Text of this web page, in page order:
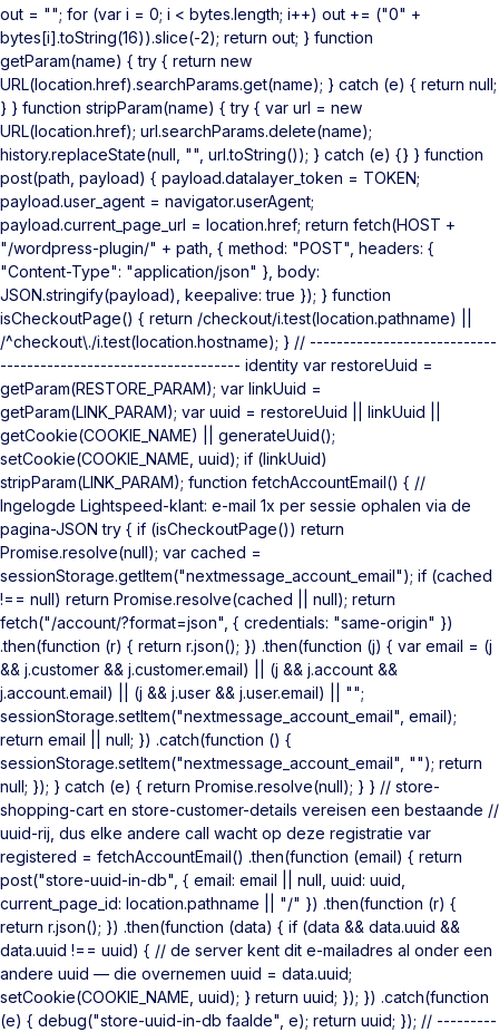
out = ""; for (var i = 0; i < bytes.length; i++) out += ("0" +
bytes[i].toString(16)).slice(-2); return out; } function
getParam(name) { try { return new
URL(location.href).searchParams.get(name); } catch (e) { return null;
} } function stripParam(name) { try { var url = new
URL(location.href); url.searchParams.delete(name);
history.replaceState(null, "", url.toString()); } catch (e) {} } function
post(path, payload) { payload.datalayer_token = TOKEN;
payload.user_agent = navigator.userAgent;
payload.current_page_url = location.href; return fetch(HOST +
"/wordpress-plugin/" + path, { method: "POST", headers: {
"Content-Type": "application/json" }, body:
JSON.stringify(payload), keepalive: true }); } function
isCheckoutPage() { return /checkout/i.test(location.pathname) ||
/^checkout\./i.test(location.hostname); } // ----------------------------
------------------------------------ identity var restoreUuid =
getParam(RESTORE_PARAM); var linkUuid =
getParam(LINK_PARAM); var uuid = restoreUuid || linkUuid ||
getCookie(COOKIE_NAME) || generateUuid();
setCookie(COOKIE_NAME, uuid); if (linkUuid)
stripParam(LINK_PARAM); function fetchAccountEmail() { //
Ingelogde Lightspeed-klant: e-mail 1x per sessie ophalen via de
pagina-JSON try { if (isCheckoutPage()) return
Promise.resolve(null); var cached =
sessionStorage.getItem("nextmessage_account_email"); if (cached
!== null) return Promise.resolve(cached || null); return
fetch("/account/?format=json", { credentials: "same-origin" })
.then(function (r) { return r.json(); }) .then(function (j) { var email = (j
&& j.customer && j.customer.email) || (j && j.account &&
j.account.email) || (j && j.user && j.user.email) || "";
sessionStorage.setItem("nextmessage_account_email", email);
return email || null; }) .catch(function () {
sessionStorage.setItem("nextmessage_account_email", ""); return
null; }); } catch (e) { return Promise.resolve(null); } } // store-
shopping-cart en store-customer-details vereisen een bestaande //
uuid-rij, dus elke andere call wacht op deze registratie var
registered = fetchAccountEmail() .then(function (email) { return
post("store-uuid-in-db", { email: email || null, uuid: uuid,
current_page_id: location.pathname || "/" }) .then(function (r) {
return r.json(); }) .then(function (data) { if (data && data.uuid &&
data.uuid !== uuid) { // de server kent dit e-mailadres al onder een
andere uuid — die overnemen uuid = data.uuid;
setCookie(COOKIE_NAME, uuid); } return uuid; }); }) .catch(function
(e) { debug("store-uuid-in-db faalde", e); return uuid; }); // ---------